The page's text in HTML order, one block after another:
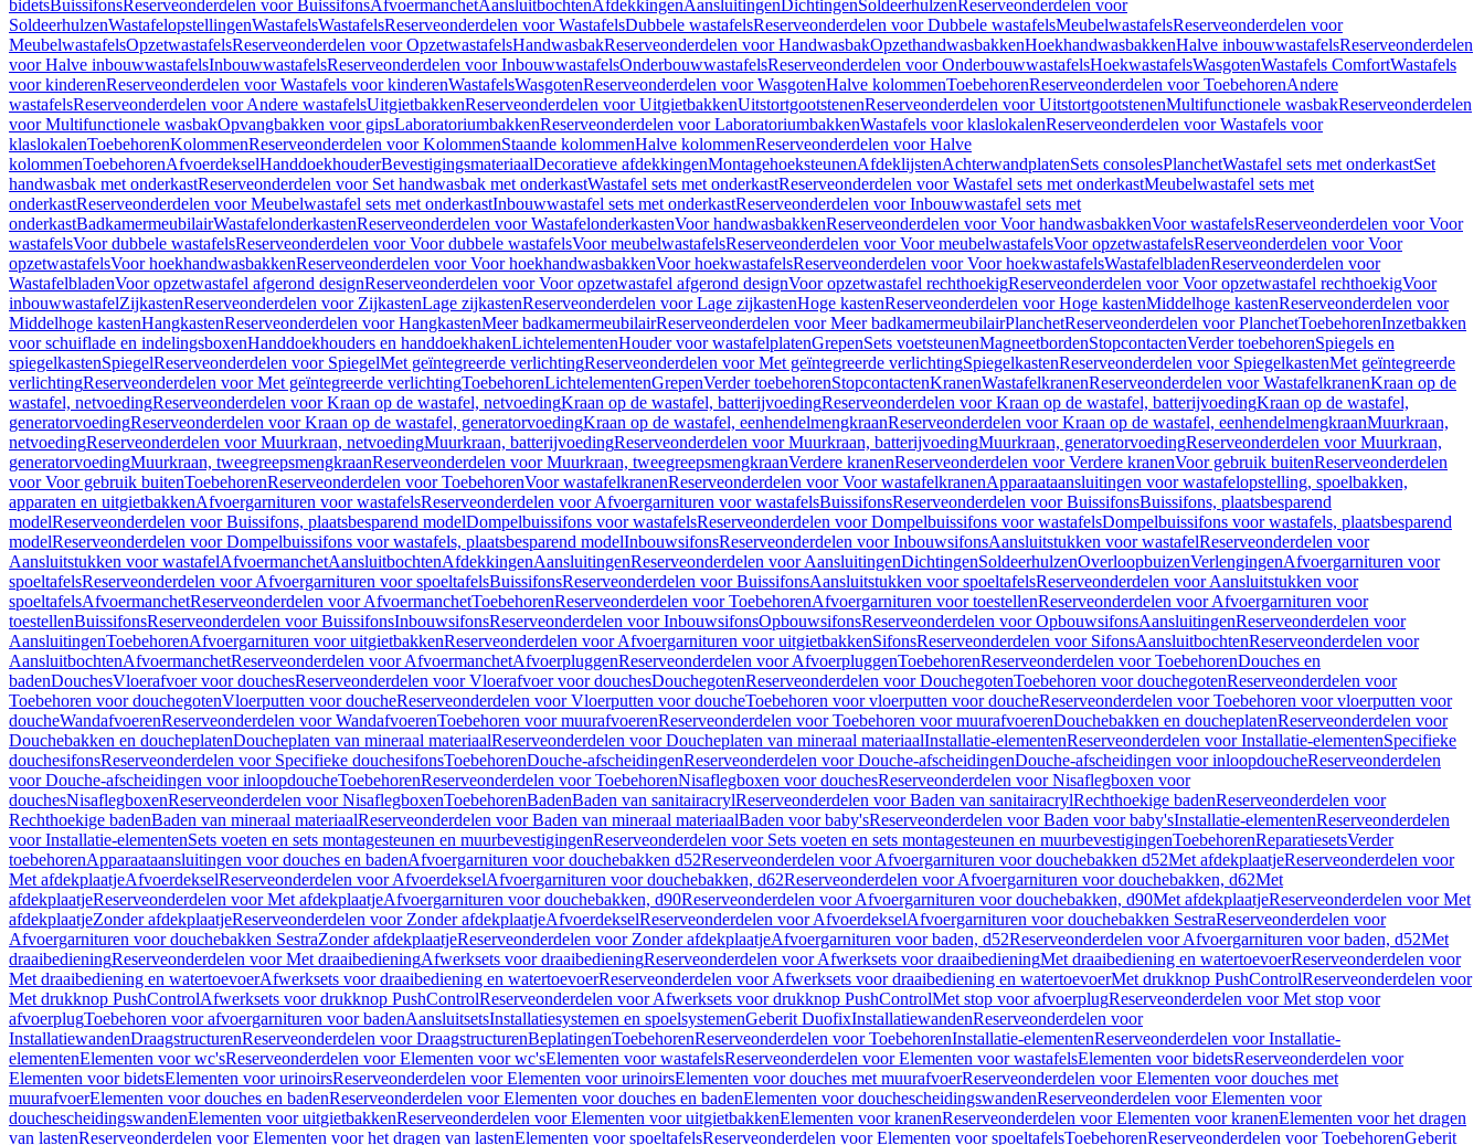
bidetsBuissifonsReserveonderdelen voor BuissifonsAfvoermanchetAansluitbochtenAfdekkingenAansluitingenDichtingenSoldeerhulzenReserveonderdelen voor
SoldeerhulzenWastafelopstellingenWastafelsWastafelsReserveonderdelen voor WastafelsDubbele wastafelsReserveonderdelen voor Dubbele wastafelsMeubelwastafelsReserveonderdelen voor
MeubelwastafelsOpzetwastafelsReserveonderdelen voor OpzetwastafelsHandwasbakReserveonderdelen voor HandwasbakOpzethandwasbakkenHoekhandwasbakkenHalve inbouwwastafelsReserveonderdelen
voor Halve inbouwwastafelsInbouwwastafelsReserveonderdelen voor InbouwwastafelsOnderbouwwastafelsReserveonderdelen voor OnderbouwwastafelsHoekwastafelsWasgotenWastafels ComfortWastafels
voor kinderenReserveonderdelen voor Wastafels voor kinderenWastafelsWasgotenReserveonderdelen voor WasgotenHalve kolommenToebehorenReserveonderdelen voor ToebehorenAndere
wastafelsReserveonderdelen voor Andere wastafelsUitgietbakkenReserveonderdelen voor UitgietbakkenUitstortgootstenenReserveonderdelen voor UitstortgootstenenMultifunctionele wasbakReserveonderdelen
voor Multifunctionele wasbakOpvangbakken voor gipsLaboratoriumbakkenReserveonderdelen voor LaboratoriumbakkenWastafels voor klaslokalenReserveonderdelen voor Wastafels voor
klaslokalenToebehorenKolommenReserveonderdelen voor KolommenStaande kolommenHalve kolommenReserveonderdelen voor Halve
kolommenToebehorenAfvoerdekselHanddoekhouderBevestigingsmateriaalDecoratieve afdekkingenMontagehoeksteunenAfdeklijstenAchterwandplatenSets consolesPlanchetWastafel sets met onderkastSet
handwasbak met onderkastReserveonderdelen voor Set handwasbak met onderkastWastafel sets met onderkastReserveonderdelen voor Wastafel sets met onderkastMeubelwastafel sets met
onderkastReserveonderdelen voor Meubelwastafel sets met onderkastInbouwwastafel sets met onderkastReserveonderdelen voor Inbouwwastafel sets met
onderkastBadkamermeubilairWastafelonderkastenReserveonderdelen voor WastafelonderkastenVoor handwasbakkenReserveonderdelen voor Voor handwasbakkenVoor wastafelsReserveonderdelen voor Voor
wastafelsVoor dubbele wastafelsReserveonderdelen voor Voor dubbele wastafelsVoor meubelwastafelsReserveonderdelen voor Voor meubelwastafelsVoor opzetwastafelsReserveonderdelen voor Voor
opzetwastafelsVoor hoekhandwasbakkenReserveonderdelen voor Voor hoekhandwasbakkenVoor hoekwastafelsReserveonderdelen voor Voor hoekwastafelsWastafelbladenReserveonderdelen voor
WastafelbladenVoor opzetwastafel afgerond designReserveonderdelen voor Voor opzetwastafel afgerond designVoor opzetwastafel rechthoekigReserveonderdelen voor Voor opzetwastafel rechthoekigVoor
inbouwwastafelZijkastenReserveonderdelen voor ZijkastenLage zijkastenReserveonderdelen voor Lage zijkastenHoge kastenReserveonderdelen voor Hoge kastenMiddelhoge kastenReserveonderdelen voor
Middelhoge kastenHangkastenReserveonderdelen voor HangkastenMeer badkamermeubilairReserveonderdelen voor Meer badkamermeubilairPlanchetReserveonderdelen voor PlanchetToebehorenInzetbakken
voor schuiflade en indelingsboxenHanddoekhouders en handdoekhakenLichtelementenHouder voor wastafelplatenGrepenSets voetsteunenMagneetbordenStopcontactenVerder toebehorenSpiegels en
spiegelkastenSpiegelReserveonderdelen voor SpiegelMet geïntegreerde verlichtingReserveonderdelen voor Met geïntegreerde verlichtingSpiegelkastenReserveonderdelen voor SpiegelkastenMet geïntegreerde
verlichtingReserveonderdelen voor Met geïntegreerde verlichtingToebehorenLichtelementenGrepenVerder toebehorenStopcontactenKranenWastafelkranenReserveonderdelen voor WastafelkranenKraan op de
wastafel, netvoedingReserveonderdelen voor Kraan op de wastafel, netvoedingKraan op de wastafel, batterijvoedingReserveonderdelen voor Kraan op de wastafel, batterijvoedingKraan op de wastafel,
generatorvoedingReserveonderdelen voor Kraan op de wastafel, generatorvoedingKraan op de wastafel, eenhendelmengkraanReserveonderdelen voor Kraan op de wastafel, eenhendelmengkraanMuurkraan,
netvoedingReserveonderdelen voor Muurkraan, netvoedingMuurkraan, batterijvoedingReserveonderdelen voor Muurkraan, batterijvoedingMuurkraan, generatorvoedingReserveonderdelen voor Muurkraan,
generatorvoedingMuurkraan, tweegreepsmengkraanReserveonderdelen voor Muurkraan, tweegreepsmengkraanVerdere kranenReserveonderdelen voor Verdere kranenVoor gebruik buitenReserveonderdelen
voor Voor gebruik buitenToebehorenReserveonderdelen voor ToebehorenVoor wastafelkranenReserveonderdelen voor Voor wastafelkranenApparaataansluitingen voor wastafelopstelling, spoelbakken,
apparaten en uitgietbakkenAfvoergarnituren voor wastafelsReserveonderdelen voor Afvoergarnituren voor wastafelsBuissifonsReserveonderdelen voor BuissifonsBuissifons, plaatsbesparend
modelReserveonderdelen voor Buissifons, plaatsbesparend modelDompelbuissifons voor wastafelsReserveonderdelen voor Dompelbuissifons voor wastafelsDompelbuissifons voor wastafels, plaatsbesparend
modelReserveonderdelen voor Dompelbuissifons voor wastafels, plaatsbesparend modelInbouwsifonsReserveonderdelen voor InbouwsifonsAansluitstukken voor wastafelReserveonderdelen voor
Aansluitstukken voor wastafelAfvoermanchetAansluitbochtenAfdekkingenAansluitingenReserveonderdelen voor AansluitingenDichtingenSoldeerhulzenOverloopbuizenVerlengingenAfvoergarnituren voor
spoeltafelsReserveonderdelen voor Afvoergarnituren voor spoeltafelsBuissifonsReserveonderdelen voor BuissifonsAansluitstukken voor spoeltafelsReserveonderdelen voor Aansluitstukken voor
spoeltafelsAfvoermanchetReserveonderdelen voor AfvoermanchetToebehorenReserveonderdelen voor ToebehorenAfvoergarnituren voor toestellenReserveonderdelen voor Afvoergarnituren voor
toestellenBuissifonsReserveonderdelen voor BuissifonsInbouwsifonsReserveonderdelen voor InbouwsifonsOpbouwsifonsReserveonderdelen voor OpbouwsifonsAansluitingenReserveonderdelen voor
AansluitingenToebehorenAfvoergarnituren voor uitgietbakkenReserveonderdelen voor Afvoergarnituren voor uitgietbakkenSifonsReserveonderdelen voor SifonsAansluitbochtenReserveonderdelen voor
AansluitbochtenAfvoermanchetReserveonderdelen voor AfvoermanchetAfvoerpluggenReserveonderdelen voor AfvoerpluggenToebehorenReserveonderdelen voor ToebehorenDouches en
badenDouchesVloerafvoer voor douchesReserveonderdelen voor Vloerafvoer voor douchesDouchegotenReserveonderdelen voor DouchegotenToebehoren voor douchegotenReserveonderdelen voor
Toebehoren voor douchegotenVloerputten voor doucheReserveonderdelen voor Vloerputten voor doucheToebehoren voor vloerputten voor doucheReserveonderdelen voor Toebehoren voor vloerputten voor
doucheWandafvoerenReserveonderdelen voor WandafvoerenToebehoren voor muurafvoerenReserveonderdelen voor Toebehoren voor muurafvoerenDouchebakken en doucheplatenReserveonderdelen voor
Douchebakken en doucheplatenDoucheplaten van mineraal materiaalReserveonderdelen voor Doucheplaten van mineraal materiaalInstallatie-elementenReserveonderdelen voor Installatie-elementenSpecifieke
douchesifonsReserveonderdelen voor Specifieke douchesifonsToebehorenDouche-afscheidingenReserveonderdelen voor Douche-afscheidingenDouche-afscheidingen voor inloopdoucheReserveonderdelen
voor Douche-afscheidingen voor inloopdoucheToebehorenReserveonderdelen voor ToebehorenNisaflegboxen voor douchesReserveonderdelen voor Nisaflegboxen voor
douchesNisaflegboxenReserveonderdelen voor NisaflegboxenToebehorenBadenBaden van sanitairacrylReserveonderdelen voor Baden van sanitairacrylRechthoekige badenReserveonderdelen voor
Rechthoekige badenBaden van mineraal materiaalReserveonderdelen voor Baden van mineraal materiaalBaden voor baby'sReserveonderdelen voor Baden voor baby'sInstallatie-elementenReserveonderdelen
voor Installatie-elementenSets voeten en sets montagesteunen en muurbevestigingenReserveonderdelen voor Sets voeten en sets montagesteunen en muurbevestigingenToebehorenReparatiesetsVerder
toebehorenApparaataansluitingen voor douches en badenAfvoergarnituren voor douchebakken d52Reserveonderdelen voor Afvoergarnituren voor douchebakken d52Met afdekplaatjeReserveonderdelen voor
Met afdekplaatjeAfvoerdekselReserveonderdelen voor AfvoerdekselAfvoergarnituren voor douchebakken, d62Reserveonderdelen voor Afvoergarnituren voor douchebakken, d62Met
afdekplaatjeReserveonderdelen voor Met afdekplaatjeAfvoergarnituren voor douchebakken, d90Reserveonderdelen voor Afvoergarnituren voor douchebakken, d90Met afdekplaatjeReserveonderdelen voor Met
afdekplaatjeZonder afdekplaatjeReserveonderdelen voor Zonder afdekplaatjeAfvoerdekselReserveonderdelen voor AfvoerdekselAfvoergarnituren voor douchebakken SestraReserveonderdelen voor
Afvoergarnituren voor douchebakken SestraZonder afdekplaatjeReserveonderdelen voor Zonder afdekplaatjeAfvoergarnituren voor baden, d52Reserveonderdelen voor Afvoergarnituren voor baden, d52Met
draaibedieningReserveonderdelen voor Met draaibedieningAfwerksets voor draaibedieningReserveonderdelen voor Afwerksets voor draaibedieningMet draaibediening en watertoevoerReserveonderdelen voor
Met draaibediening en watertoevoerAfwerksets voor draaibediening en watertoevoerReserveonderdelen voor Afwerksets voor draaibediening en watertoevoerMet drukknop PushControlReserveonderdelen voor
Met drukknop PushControlAfwerksets voor drukknop PushControlReserveonderdelen voor Afwerksets voor drukknop PushControlMet stop voor afvoerplugReserveonderdelen voor Met stop voor
afvoerplugToebehoren voor afvoergarnituren voor badenAansluitsetsInstallatiesystemen en spoelsystemenGeberit DuofixInstallatiewandenReserveonderdelen voor
InstallatiewandenDraagstructurenReserveonderdelen voor DraagstructurenBeplatingenToebehorenReserveonderdelen voor ToebehorenInstallatie-elementenReserveonderdelen voor Installatie-
elementenElementen voor wc'sReserveonderdelen voor Elementen voor wc'sElementen voor wastafelsReserveonderdelen voor Elementen voor wastafelsElementen voor bidetsReserveonderdelen voor
Elementen voor bidetsElementen voor urinoirsReserveonderdelen voor Elementen voor urinoirsElementen voor douches met muurafvoerReserveonderdelen voor Elementen voor douches met
muurafvoerElementen voor douches en badenReserveonderdelen voor Elementen voor douches en badenElementen voor douchescheidingswandenReserveonderdelen voor Elementen voor
douchescheidingswandenElementen voor uitgietbakkenReserveonderdelen voor Elementen voor uitgietbakkenElementen voor kranenReserveonderdelen voor Elementen voor kranenElementen voor het dragen
van lastenReserveonderdelen voor Elementen voor het dragen van lastenElementen voor spoeltafelsReserveonderdelen voor Elementen voor spoeltafelsToebehorenReserveonderdelen voor ToebehorenGeberit